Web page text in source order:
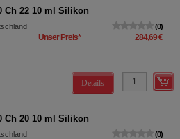
Ch 22 10 ml Silikon
0
Unser Preis* 284,69 €
Details
Ch 20 10 ml Silikon
0